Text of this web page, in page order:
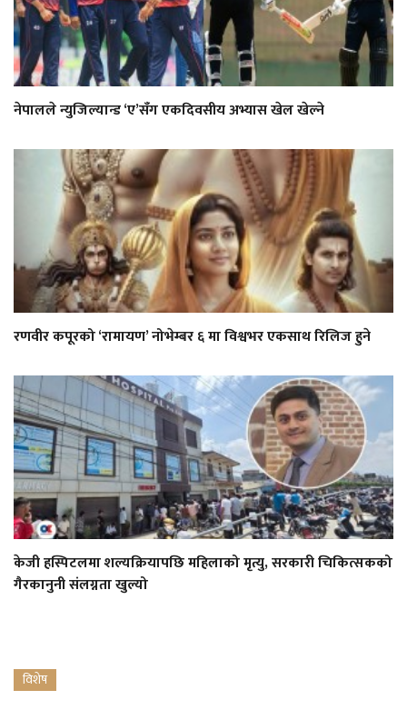
नेपालले न्युजिल्यान्ड ‘ए’सँग एकदिवसीय अभ्यास खेल खेल्ने
रणवीर कपूरको ‘रामायण’ नोभेम्बर ६ मा विश्वभर एकसाथ रिलिज हुने
केजी हस्पिटलमा शल्यक्रियापछि महिलाको मृत्यु, सरकारी चिकित्सकको
गैरकानुनी संलग्नता खुल्यो
विशेष